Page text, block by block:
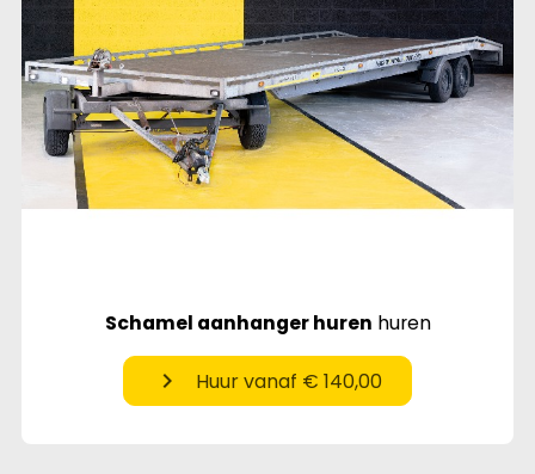
Schamel aanhanger huren huren
chevron_right Huur vanaf € 140,00